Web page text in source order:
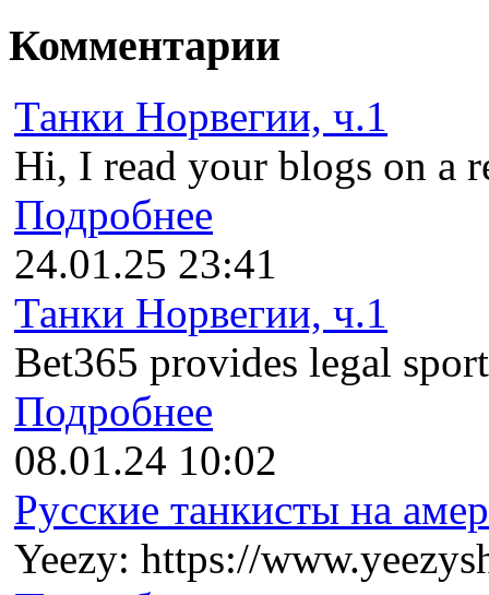
Комментарии
Танки Норвегии, ч.1
Hi, I read your blogs on a
Подробнее
24.01.25 23:41
Танки Норвегии, ч.1
Bet365 provides legal
Подробнее
08.01.24 10:02
Русские танкисты на
Yeezy: https://